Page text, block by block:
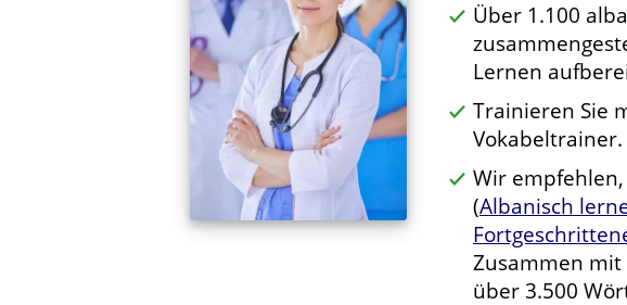
Über 1.100
Lernen
Trainieren Sie
Vokabeltrainer.
Wir
(Albanisch
Zusammen mit
über 3.500